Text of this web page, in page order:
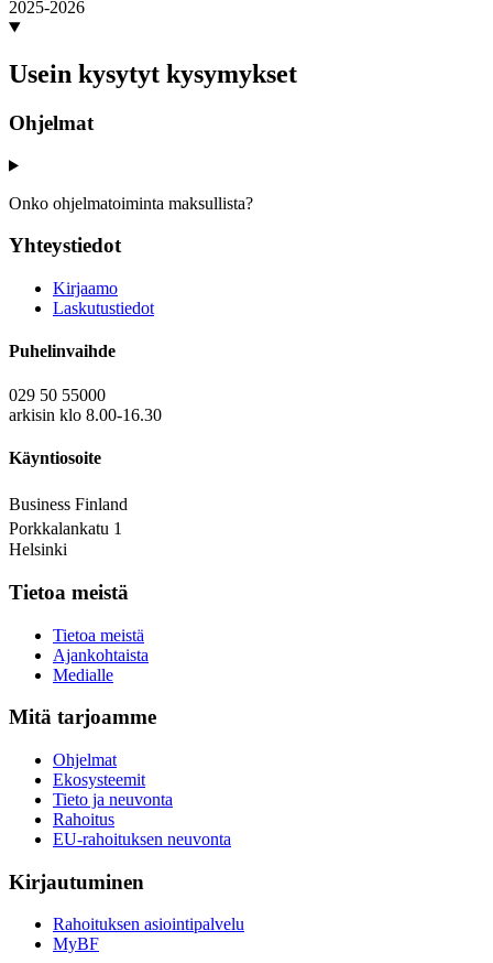
2025-2026
Usein kysytyt kysymykset
Ohjelmat
Onko ohjelmatoiminta maksullista?
Yhteystiedot
Kirjaamo
Laskutustiedot
Puhelinvaihde
029 50 55000
arkisin klo 8.00-16.30
Käyntiosoite
Business Finland
Porkkalankatu 1
Helsinki
Tietoa meistä
Tietoa meistä
Ajankohtaista
Medialle
Mitä tarjoamme
Ohjelmat
Ekosysteemit
Tieto ja neuvonta
Rahoitus
EU-rahoituksen neuvonta
Kirjautuminen
Rahoituksen asiointipalvelu
MyBF